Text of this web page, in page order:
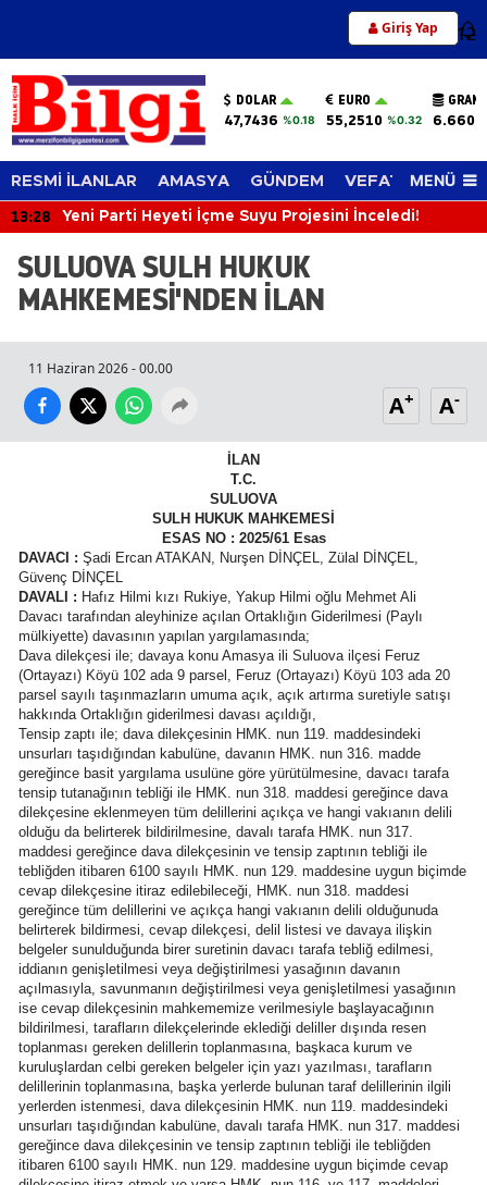
Giriş Yap 12
DOLAR
47,7436 %0.18
EURO
55,2510 %0.32
RESMİ İLANLAR AMASYA GÜNDEM VEFAT EDENLER
MENÜ
13:28 Yeni Parti Heyeti İçme Suyu Projesini İnceledi!
SULUOVA SULH HUKUK
MAHKEMESİ'NDEN İLAN
11 Haziran 2026 - 00.00
A+ A-
İLAN
T.C.
SULUOVA
SULH HUKUK MAHKEMESİ
ESAS NO : 2025/61 Esas
DAVACI : Şadi Ercan ATAKAN, Nurşen DİNÇEL, Zülal DİNÇEL,
Güvenç DİNÇEL
DAVALI : Hafız Hilmi kızı Rukiye, Yakup Hilmi oğlu Mehmet Ali
Davacı tarafından aleyhinize açılan Ortaklığın Giderilmesi (Paylı
mülkiyette) davasının yapılan yargılamasında;
Dava dilekçesi ile; davaya konu Amasya ili Suluova ilçesi Feruz
(Ortayazı) Köyü 102 ada 9 parsel, Feruz (Ortayazı) Köyü 103 ada 20
parsel sayılı taşınmazların umuma açık, açık artırma suretiyle satışı
hakkında Ortaklığın giderilmesi davası açıldığı,
Tensip zaptı ile; dava dilekçesinin HMK. nun 119. maddesindeki
unsurları taşıdığından kabulüne, davanın HMK. nun 316. madde
gereğince basit yargılama usulüne göre yürütülmesine, davacı tarafa
tensip tutanağının tebliği ile HMK. nun 318. maddesi gereğince dava
dilekçesine eklenmeyen tüm delillerini açıkça ve hangi vakıanın delili
olduğu da belirterek bildirilmesine, davalı tarafa HMK. nun 317.
maddesi gereğince dava dilekçesinin ve tensip zaptının tebliği ile
tebliğden itibaren 6100 sayılı HMK. nun 129. maddesine uygun biçimde
cevap dilekçesine itiraz edilebileceği, HMK. nun 318. maddesi
gereğince tüm delillerini ve açıkça hangi vakıanın delili olduğunuda
belirterek bildirmesi, cevap dilekçesi, delil listesi ve davaya ilişkin
belgeler sunulduğunda birer suretinin davacı tarafa tebliğ edilmesi,
iddianın genişletilmesi veya değiştirilmesi yasağının davanın
açılmasıyla, savunmanın değiştirilmesi veya genişletilmesi yasağının
ise cevap dilekçesinin mahkememize verilmesiyle başlayacağının
bildirilmesi, tarafların dilekçelerinde eklediği deliller dışında resen
toplanması gereken delillerin toplanmasına, başkaca kurum ve
kuruluşlardan celbi gereken belgeler için yazı yazılması, tarafların
delillerinin toplanmasına, başka yerlerde bulunan taraf delillerinin ilgili
yerlerden istenmesi, dava dilekçesinin HMK. nun 119. maddesindeki
unsurları taşıdığından kabulüne, davalı tarafa HMK. nun 317. maddesi
gereğince dava dilekçesinin ve tensip zaptının tebliği ile tebliğden
itibaren 6100 sayılı HMK. nun 129. maddesine uygun biçimde cevap